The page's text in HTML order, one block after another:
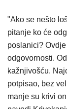
"Ako se nešto
pitanje ko će
poslanici?
odgovornosti.
kažnjivošću.
potpisao, bez
manje su krivi